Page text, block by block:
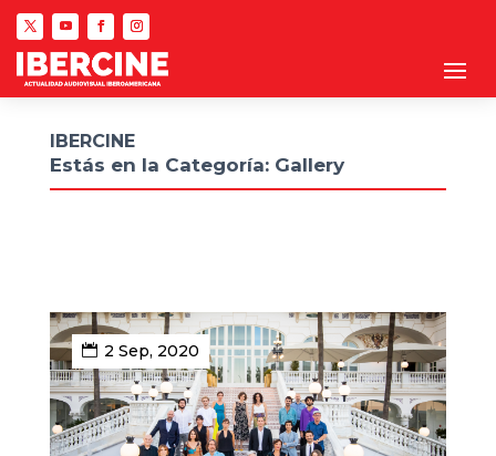
IBERCINE
Estás en la Categoría: Gallery
2 Sep, 2020